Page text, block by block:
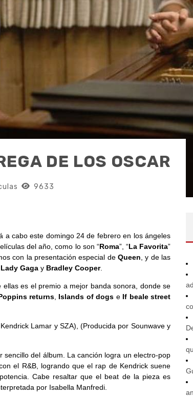
DE LOS OSCAR
9633
a cabo este domingo 24 de febrero en los ángeles
del año, como lo son “Roma”, “La Favorita”
con la presentación especial de Queen , y de las
Lady Gaga y Bradley Cooper.
es el premio a mejor banda sonora, donde se
returns Islands of dogs eIf beale street
Lamar y SZA), (Producida por Sounwave y
del álbum. La canción logra un electro-pop
el R&B, logrando que el rap de Kendrick suene
Cabe resaltar que el beat de la pieza es
por Isabella Manfredi.